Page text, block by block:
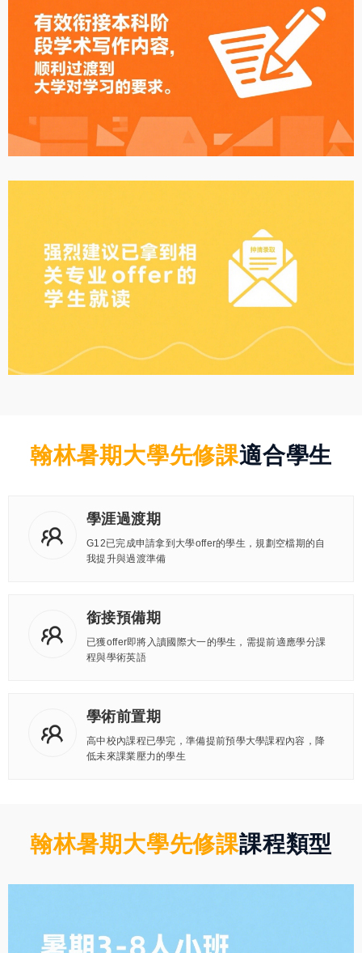
翰林暑期大學先修課適合學生
學涯過渡期
G12已完成申請拿到大學offer的學生，規劃空檔期的自
我提升與過渡準備
銜接預備期
已獲offer即將入讀國際大一的學生，需提前適應學分課
程與學術英語
學術前置期
高中校內課程已學完，準備提前預學大學課程內容，降
低未來課業壓力的學生
翰林暑期大學先修課課程類型